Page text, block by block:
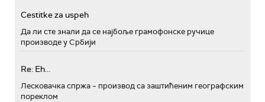
Cestitke za uspeh
Да ли сте знали да се најбоље грамофонске ручице
производе у Србији
Re: Eh...
Лесковачка спржа – производ са заштићеним географским
пореклом